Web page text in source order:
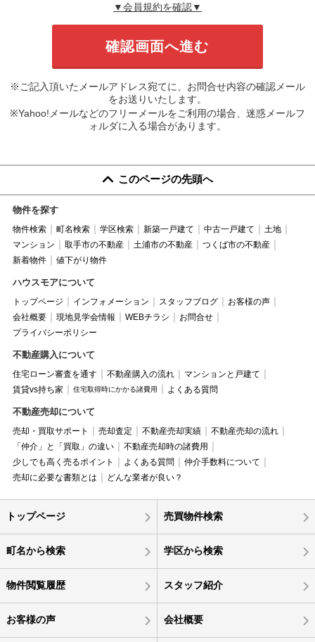
▼会員規約を確認▼
※ご記入頂いたメールアドレス宛てに、お問合せ内容の確認メール
をお送りいたします。
※Yahoo!メールなどのフリーメールをご利用の場合、迷惑メールフ
ォルダに入る場合があります。
このページの先頭へ
物件を探す
物件検索 町名検索 学区検索 新築一戸建て 中古一戸建て
土地
マンション
取手市の不動産 土浦市の不動産
つくば市の不動産
新着物件
値下がり物件
ハウスモアについて
トップページ インフォメーション スタッフブログ
お客様の声
会社概要
現地見学会情報 WEBチラシ
お問合せ
プライバシーポリシー
不動産購入について
住宅ローン審査を通す 不動産購入の流れ
マンションと戸建て
賃貸vs持ち家
住宅取得時にかかる諸費用 よくある質問
不動産売却について
売却・買取サポート 売却査定 不動産売却実績
不動産売却の流れ
「仲介」と「買取」の違い
不動産売却時の諸費用
少しでも高く売るポイント
よくある質問
仲介手数料について
売却に必要な書類とは
どんな業者が良い？
トップページ 売買物件検索
町名から検索 学区から検索
物件閲覧履歴 スタッフ紹介
お客様の声 会社概要